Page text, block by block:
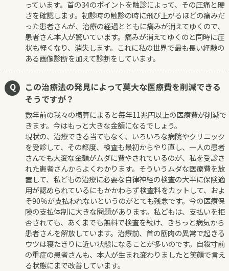
っています。首の34のポイントを触診によって、その圧痛と硬
さを確認します。初診時の触診の時に飛び上がるほどの痛みだ
った患者さんが、治療の経過とともに痛みが消えてゆくので、
患者さん本人が驚いています。痛みが消えてゆくのと同時に症
状も軽くなり、消失します。これに私の世界で最も長い経験の
ある画像診断を加えて診断をしています。
この治療法の発見によって莫大な医療費を削減できる
そうですが？
数年前の我々の概算によると毎年11兆円以上の医療費が削減で
きます。今はもっと大きな金額になるでしょう。
現状の、治療できる当てもなく、いろいろな病院やクリニック
を受診して、その都度、検査も最初からやり直し、一人の患者
さんでも大変な金額がムダに費やされているのが、私を受診さ
れた患者さんからよくわかります。そういうムダな医療費を放
置して、私どもの治療に必要な自律神経の検査の大半に保険適
用が認められているにもかかわらず検査料をカットして、およ
そ90％が支払われないというのがとても残念です。今の医療保
険の支払体制に大きな問題があります。私どもは、支払いを拒
否されても、あくまでも無料で検査を続け、きちっと病気から
患者さんを解放しています。治療前、首の筋肉の異常で起きる
ウツは寝たきりに近い状態になることが多いのです。自殺寸前
の重症の患者さんも、本人が生まれ変わりましたと笑顔で言え
る状態にまで改善しています。